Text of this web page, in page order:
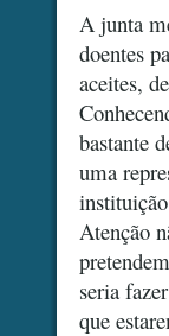
A junta
doentes
aceites,
bastante
uma
Atenção
seria
que